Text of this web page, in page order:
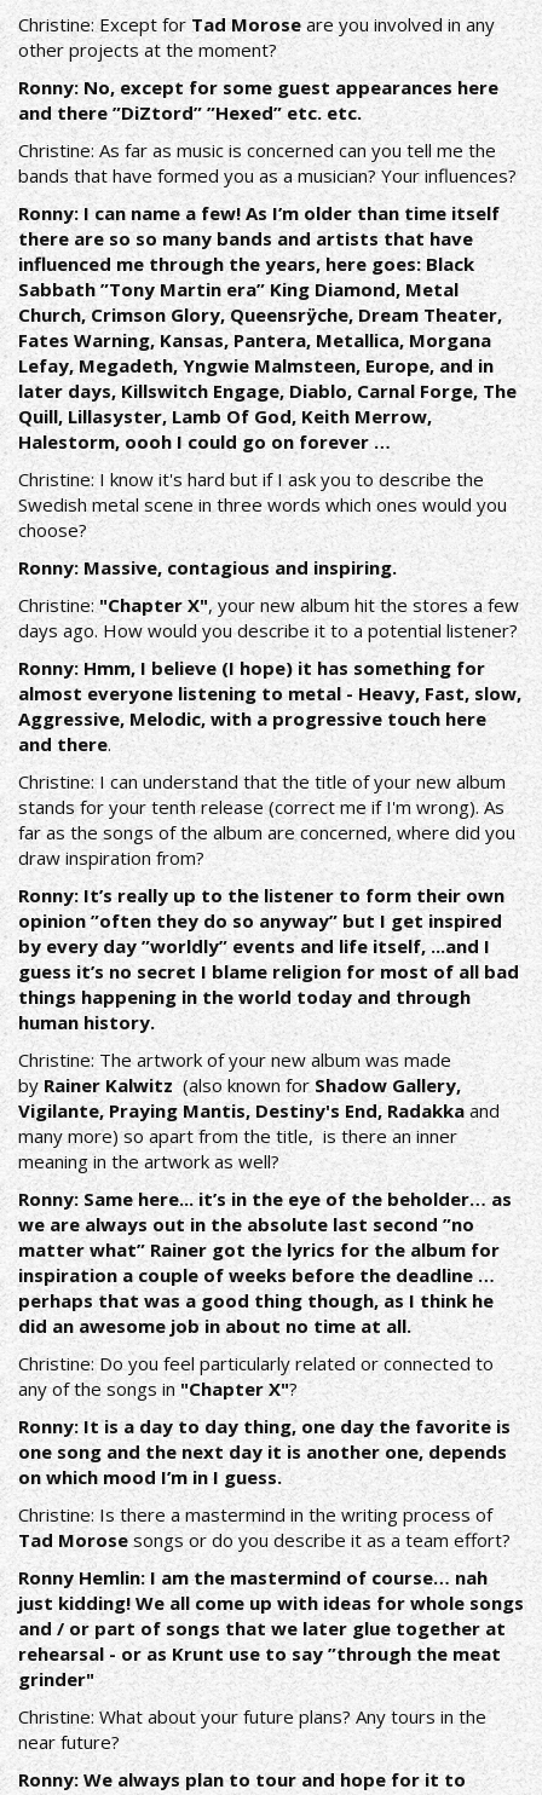
Christine: Except for Tad Moroseare you involved in any
other projects at the moment?
Ronny: No, except for some guest appearances here
and there ”DiZtord” ”Hexed” etc. etc.
Christine: As far as music is concerned can you tell me the
bands that have formed you as a musician? Your influences?
Ronny: I can name a few! As I’m older than time itself
there are so so many bands and artists that have
influenced me through the years, here goes: Black
Sabbath ”Tony Martin era” King Diamond, Metal
Church, Crimson Glory, Queensrÿche, Dream Theater,
Fates Warning, Kansas, Pantera, Metallica, Morgana
Lefay, Megadeth, Yngwie Malmsteen, Europe, and in
later days, Killswitch Engage, Diablo, Carnal Forge, The
Quill, Lillasyster, Lamb Of God, Keith Merrow,
Halestorm, oooh I could go on forever …
Christine: I know it's hard but if I ask you to describe the
Swedish metal scene in three words which ones would you
choose?
Ronny: Massive, contagious and inspiring.
Christine:"Chapter X", your new album hit the stores a few
days ago. How would you describe it to a potential listener?
Ronny: Hmm, I believe (I hope) it has something for
almost everyone listening to metal - Heavy, Fast, slow,
Aggressive, Melodic, with a progressive touch here
and there.
Christine: I can understand that the title of your new album
stands for your tenth release (correct me if I'm wrong). As
far as the songs of the album are concerned, where did you
draw inspiration from?
Ronny: It’s really up to the listener to form their own
opinion ”often they do so anyway” but I get inspired
by every day ”worldly” events and life itself, ...and I
guess it’s no secret I blame religion for most of all bad
things happening in the world today and through
human history.
Christine: The artwork of your new album was made
by Rainer Kalwitz (also known for Shadow Gallery,
Vigilante, Praying Mantis, Destiny's End, Radakka and
many more) so apart from the title, is there an inner
meaning in the artwork as well?
Ronny: Same here... it’s in the eye of the beholder… as
we are always out in the absolute last second ”no
matter what” Rainer got the lyrics for the album for
inspiration a couple of weeks before the deadline …
perhaps that was a good thing though, as I think he
did an awesome job in about no time at all.
Christine: Do you feel particularly related or connected to
any of the songs in "Chapter X"?
Ronny: It is a day to day thing, one day the favorite is
one song and the next day it is another one, depends
on which mood I’m in I guess.
Christine: Is there a mastermind in the writing process of
Tad Morose songs or do you describe it as a team effort?
Ronny Hemlin: I am the mastermind of course… nah
just kidding! We all come up with ideas for whole songs
and / or part of songs that we later glue together at
rehearsal - or as Krunt use to say ”through the meat
grinder"
Christine: What about your future plans? Any tours in the
near future?
Ronny: We always plan to tour and hope for it to